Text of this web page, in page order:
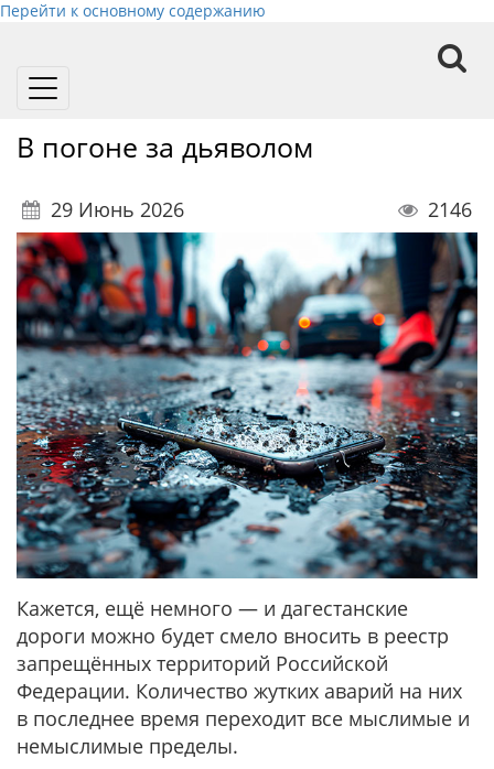
Перейти к основному содержанию
Toggle
В погоне за дьяволом
29 Июнь 2026 2146
Кажется, ещё немного — и дагестанские
дороги можно будет смело вносить в реестр
запрещённых территорий Российской
Федерации. Количество жутких аварий на них
в последнее время переходит все мыслимые и
немыслимые пределы.